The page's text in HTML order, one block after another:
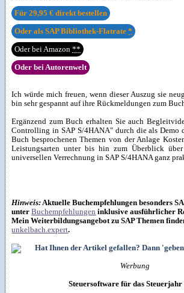
Für29,95 € direkt bestellen
Oder als SAP Bibliothek-Flatrate*
Oder bei Amazon**
Oder bei Autorenwelt
Ich würde mich freuen, wenn dieser Auszug sie
bin sehr gespannt auf ihre Rückmeldungen zum
Ergänzend zum Buch erhalten Sie auch
Controlling in SAP S/4HANA" durch die als Demo
Buch besprochenen Themen von der Anlage
Leistungsarten unter bis hin zum Überblick
universellen Verrechnung in SAP S/4HANA ganz
Hinweis:Aktuelle Buchempfehlungen besonders
unterBuchempfehlungen inklusive ausführlicher
Mein Weiterbildungsangebot zu SAP Themen
unkelbach.expert.
Werbung
Steuersoftware für das Steuerjahr